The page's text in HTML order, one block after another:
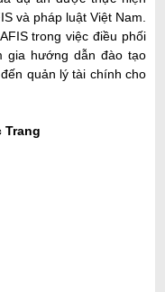
và pháp luật Việt Nam.
trong việc điều phối
gia hướng dẫn đào tạo
quản lý tài chính cho
Trang